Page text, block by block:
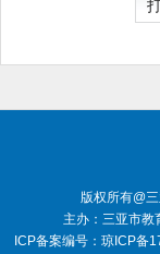
版权所有@
主办：三亚市教
ICP备案编号： 琼ICP备